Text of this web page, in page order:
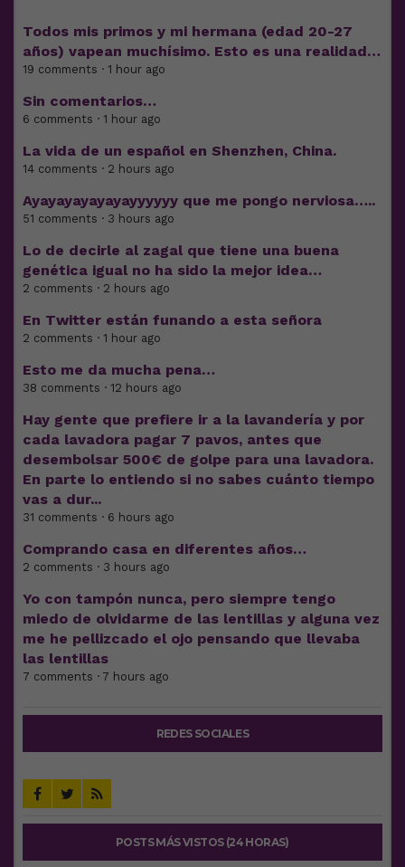
Todos mis primos y mi hermana (edad 20-27
años) vapean muchísimo. Esto es una realidad…
19 comments · 1 hour ago
Sin comentarios…
6 comments · 1 hour ago
La vida de un español en Shenzhen, China.
14 comments · 2 hours ago
Ayayayayayayayyyyyy que me pongo nerviosa…..
51 comments · 3 hours ago
Lo de decirle al zagal que tiene una buena
genética igual no ha sido la mejor idea…
2 comments · 2 hours ago
En Twitter están funando a esta señora
2 comments · 1 hour ago
Esto me da mucha pena…
38 comments · 12 hours ago
Hay gente que prefiere ir a la lavandería y por
cada lavadora pagar 7 pavos, antes que
desembolsar 500€ de golpe para una lavadora.
En parte lo entiendo si no sabes cuánto tiempo
vas a dur...
31 comments · 6 hours ago
Comprando casa en diferentes años…
2 comments · 3 hours ago
Yo con tampón nunca, pero siempre tengo
miedo de olvidarme de las lentillas y alguna vez
me he pellizcado el ojo pensando que llevaba
las lentillas
7 comments · 7 hours ago
REDES SOCIALES
POSTS MÁS VISTOS (24 HORAS)